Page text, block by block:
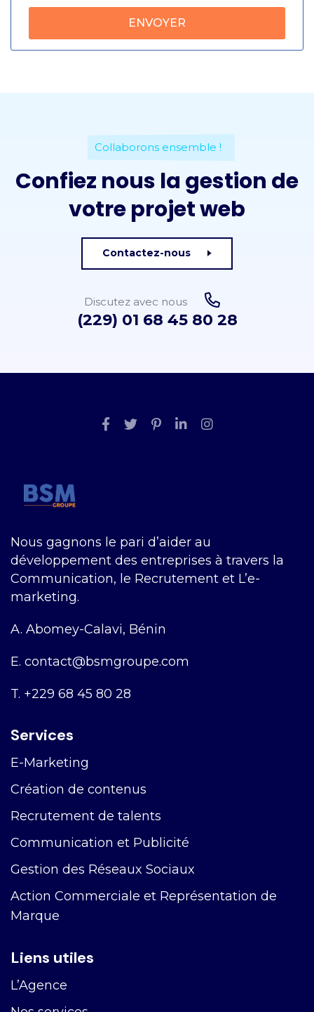
Collaborons ensemble !
Confiez nous la gestion de
votre projet web
Contactez-nous
Discutez avec nous
(229) 01 68 45 80 28
Nous gagnons le pari d’aider au
développement des entreprises à travers la
Communication, le Recrutement et L’e-
marketing.
A. Abomey-Calavi, Bénin
E. contact@bsmgroupe.com
T. +229 68 45 80 28
Services
E-Marketing
Création de contenus
Recrutement de talents
Communication et Publicité
Gestion des Réseaux Sociaux
Action Commerciale et Représentation de
Marque
Liens utiles
L’Agence